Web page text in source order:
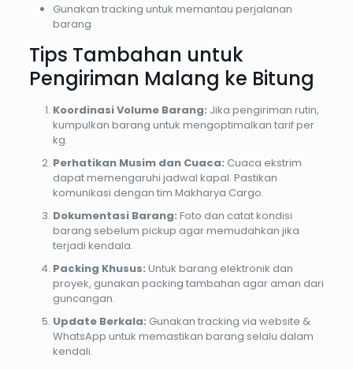
Gunakan tracking untuk memantau perjalanan
barang
Tips Tambahan untuk
Pengiriman Malang ke Bitung
Koordinasi Volume Barang: Jika pengiriman rutin,
kumpulkan barang untuk mengoptimalkan tarif per
kg.
Perhatikan Musim dan Cuaca: Cuaca ekstrim
dapat memengaruhi jadwal kapal. Pastikan
komunikasi dengan tim Makharya Cargo.
Dokumentasi Barang: Foto dan catat kondisi
barang sebelum pickup agar memudahkan jika
terjadi kendala.
Packing Khusus: Untuk barang elektronik dan
proyek, gunakan packing tambahan agar aman dari
guncangan.
Update Berkala: Gunakan tracking via website &
WhatsApp untuk memastikan barang selalu dalam
kendali.